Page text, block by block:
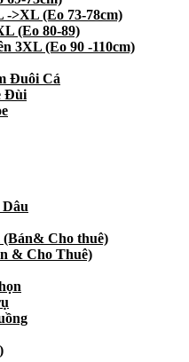
->XL (Eo 73-78cm)
(Eo 80-89)
3XL (Eo 90 -110cm)
Đuôi Cá
Đùi
(Bán& Cho thuê)
& Cho Thuê)